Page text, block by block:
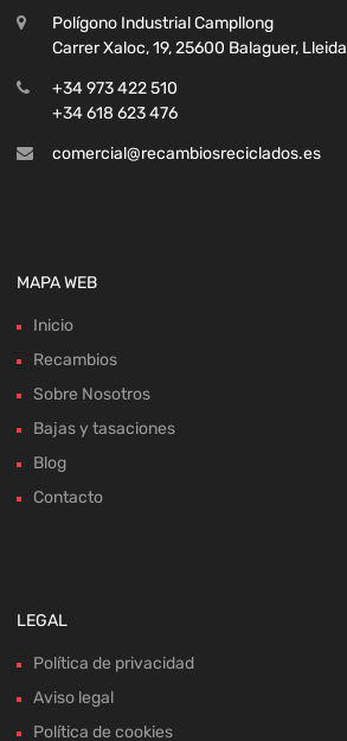
Polígono Industrial Campllong
Carrer Xaloc, 19, 25600 Balaguer, Lleida
+34 973 422 510
+34 618 623 476
comercial@recambiosreciclados.es
MAPA WEB
Inicio
Recambios
Sobre Nosotros
Bajas y tasaciones
Blog
Contacto
LEGAL
Política de privacidad
Aviso legal
Política de cookies